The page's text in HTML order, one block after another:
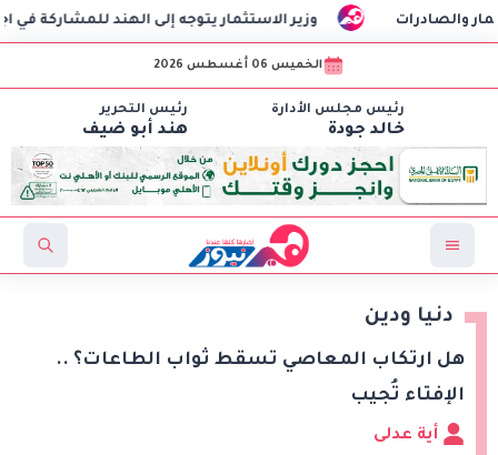
وزير الاستثمار يتوجه إلى الهند للمشاركة في اجتماع
الخميس 06 أغسطس 2026
رئيس مجلس الأدارة
خالد جودة
رئيس التحرير
هند أبو ضيف
دنيا ودين
هل ارتكاب المعاصي تسقط ثواب الطاعات؟ ..
الإفتاء تُجيب
أية عدلى